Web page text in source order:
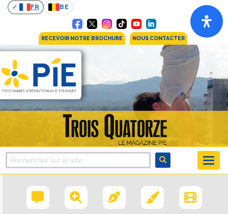
FR BE
RECEVOIR NOTRE BROCHURE NOUS CONTACTER